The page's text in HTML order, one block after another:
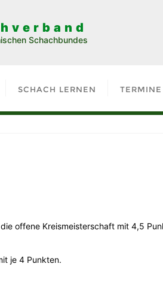
Schachbundes
SCHACH LERNEN TERMINE
offene Kreismeisterschaft mit 4,5
je 4 Punkten.